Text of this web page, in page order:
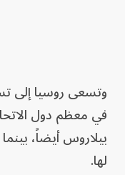
في معظم دول
بيلاروس أيضاً،
لها.